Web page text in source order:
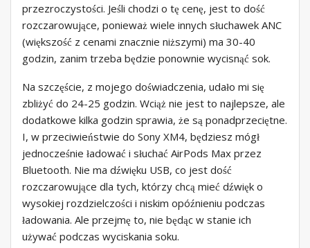
przezroczystości. Jeśli chodzi o tę cenę, jest to dość
rozczarowujące, ponieważ wiele innych słuchawek ANC
(większość z cenami znacznie niższymi) ma 30-40
godzin, zanim trzeba będzie ponownie wycisnąć sok.
Na szczęście, z mojego doświadczenia, udało mi się
zbliżyć do 24-25 godzin. Wciąż nie jest to najlepsze, ale
dodatkowe kilka godzin sprawia, że ​​są ponadprzeciętne.
I, w przeciwieństwie do Sony XM4, będziesz mógł
jednocześnie ładować i słuchać AirPods Max przez
Bluetooth. Nie ma dźwięku USB, co jest dość
rozczarowujące dla tych, którzy chcą mieć dźwięk o
wysokiej rozdzielczości i niskim opóźnieniu podczas
ładowania. Ale przejmę to, nie będąc w stanie ich
używać podczas wyciskania soku.